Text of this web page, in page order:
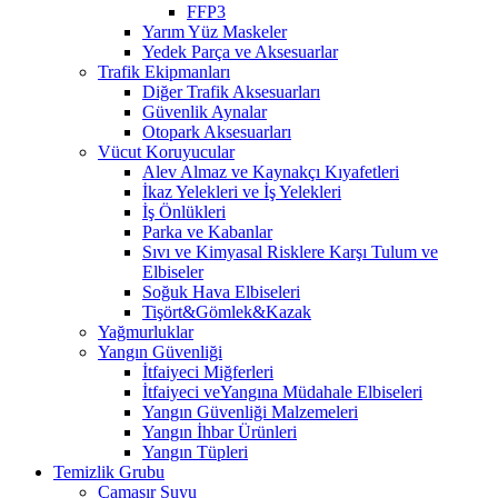
FFP3
Yarım Yüz Maskeler
Yedek Parça ve Aksesuarlar
Trafik Ekipmanları
Diğer Trafik Aksesuarları
Güvenlik Aynalar
Otopark Aksesuarları
Vücut Koruyucular
Alev Almaz ve Kaynakçı Kıyafetleri
İkaz Yelekleri ve İş Yelekleri
İş Önlükleri
Parka ve Kabanlar
Sıvı ve Kimyasal Risklere Karşı Tulum ve
Elbiseler
Soğuk Hava Elbiseleri
Tişört&Gömlek&Kazak
Yağmurluklar
Yangın Güvenliği
İtfaiyeci Miğferleri
İtfaiyeci veYangına Müdahale Elbiseleri
Yangın Güvenliği Malzemeleri
Yangın İhbar Ürünleri
Yangın Tüpleri
Temizlik Grubu
Çamaşır Suyu